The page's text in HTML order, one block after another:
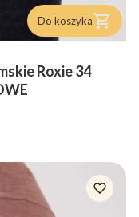
Do koszyka
Roxie 34